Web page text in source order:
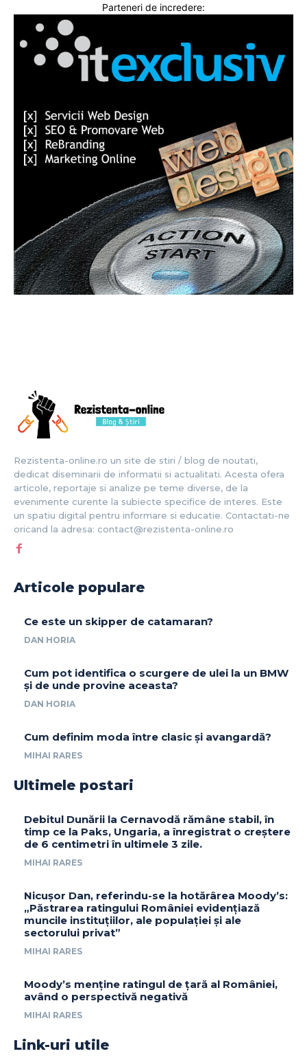
Parteneri de incredere:
Rezistenta-online.ro un site de stiri / blog de noutati,
dedicat diseminarii de informatii si actualitati. Acesta ofera
articole, reportaje si analize pe teme diverse, de la
evenimente curente la subiecte specifice de interes. Este
un spatiu digital pentru informare si educatie. Contactati-ne
oricand la adresa: contact@rezistenta-online.ro
Articole populare
Ce este un skipper de catamaran?
DAN HORIA
Cum pot identifica o scurgere de ulei la un BMW
și de unde provine aceasta?
DAN HORIA
Cum definim moda între clasic și avangardă?
MIHAI RARES
Ultimele postari
Debitul Dunării la Cernavodă rămâne stabil, în
timp ce la Paks, Ungaria, a înregistrat o creștere
de 6 centimetri în ultimele 3 zile.
MIHAI RARES
Nicușor Dan, referindu-se la hotărârea Moody’s:
„Păstrarea ratingului României evidențiază
muncile instituțiilor, ale populației și ale
sectorului privat”
MIHAI RARES
Moody’s menține ratingul de țară al României,
având o perspectivă negativă
MIHAI RARES
Link-uri utile